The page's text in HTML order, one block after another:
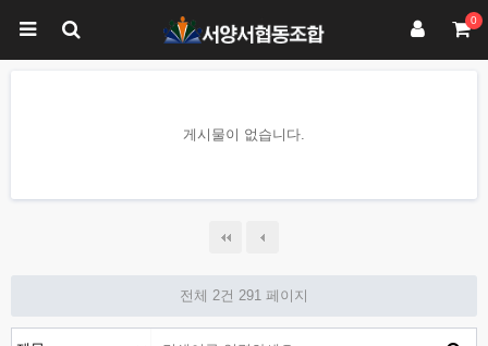
0
게시물이 없습니다.
전체 2건 291 페이지